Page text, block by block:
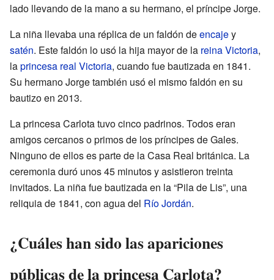
lado llevando de la mano a su hermano, el príncipe Jorge.
La niña llevaba una réplica de un faldón deencajey
satén. Este faldón lo usó la hija mayor de la reina Victoria,
laprincesa real Victoria, cuando fue bautizada en 1841.
Su hermano Jorge también usó el mismo faldón en su
bautizo en 2013.
La princesa Carlota tuvo cinco padrinos. Todos eran
amigos cercanos o primos de los príncipes de Gales.
Ninguno de ellos es parte de la Casa Real británica. La
ceremonia duró unos 45 minutos y asistieron treinta
invitados. La niña fue bautizada en la “Pila de Lis”, una
reliquia de 1841, con agua del Río Jordán.
¿Cuáles han sido las apariciones
públicas de la princesa Carlota?